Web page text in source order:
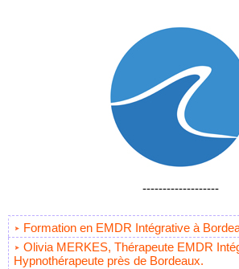
-------------------
Formation en EMDR Intégrative à
Olivia MERKES, Thérapeute EMDR
Hypnothérapeute près de Bordeaux.